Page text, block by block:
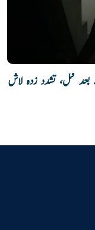
بچہ زیادتی کے بعد قتل، تشدد زدہ لاش